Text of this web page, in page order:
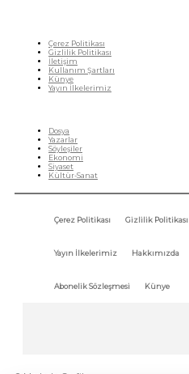
Çerez Politikası
Gizlilik Politikası
İletişim
Kullanım Şartları
Künye
Yayın İlkelerimiz
Dosya
Yazarlar
Söyleşiler
Ekonomi
Siyaset
Kültür-Sanat
Çerez Politikası Gizlilik Politikası
Yayın İlkelerimiz Hakkımızda
Abonelik Sözleşmesi Künye